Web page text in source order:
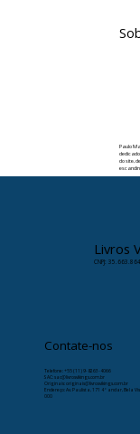
Paulo
do site,
Livros
CNPJ:
Contate-nos
Telefone:+55 (11) 9-8263-4066
SAC: sac@livrosvikings.com.br
Originais: originais@livrosvikings.com.br
Endereço: Av. Paulista, 171 4º andar, Bela
000